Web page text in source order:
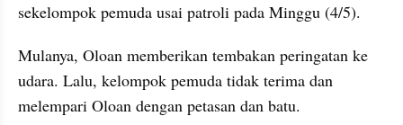
sekelompok pemuda usai patroli pada Minggu (4/5).
Mulanya, Oloan memberikan tembakan peringatan ke
udara. Lalu, kelompok pemuda tidak terima dan
melempari Oloan dengan petasan dan batu.